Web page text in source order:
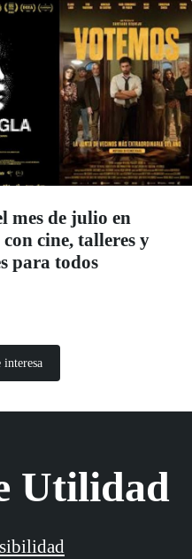
mes de julio en
cine, talleres y
para todos
interesa
Utilidad